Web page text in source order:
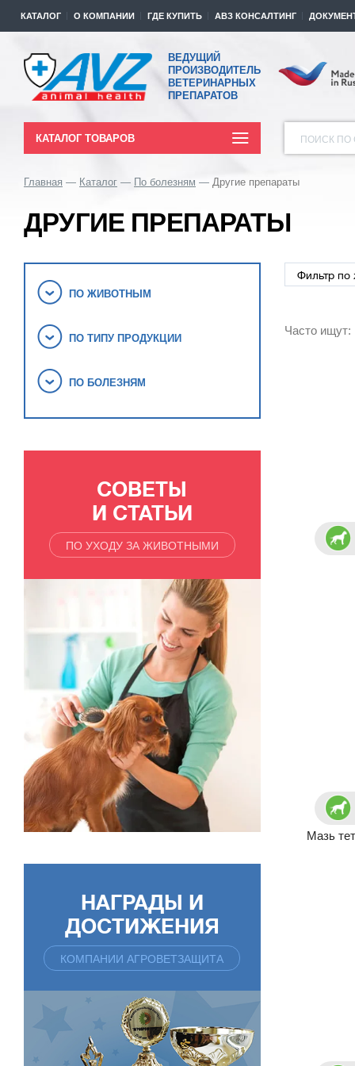
КАТАЛОГ О КОМПАНИИ ГДЕ КУПИТЬ АВЗ КОНСАЛТИНГ
ВЕДУЩИЙ
ПРОИЗВОДИТЕЛЬ
ВЕТЕРИНАРНЫХ
ПРЕПАРАТОВ
КАТАЛОГ ТОВАРОВ ПОИСК ПО
Главная Каталог По болезням Другие препараты
ДРУГИЕ ПРЕПАРАТЫ
ПО ЖИВОТНЫМ
ПО ТИПУ ПРОДУКЦИИ
ПО БОЛЕЗНЯМ
СОВЕТЫ
И СТАТЬИ
ПО УХОДУ ЗА ЖИВОТНЫМИ
НАГРАДЫ И
ДОСТИЖЕНИЯ
КОМПАНИИ АГРОВЕТЗАЩИТА
Часто ищут:
Мазь